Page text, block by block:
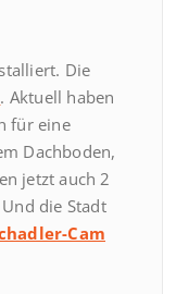
Die
. Aktuell haben
für eine
Dachboden,
jetzt auch 2
Und die Stadt
Cam